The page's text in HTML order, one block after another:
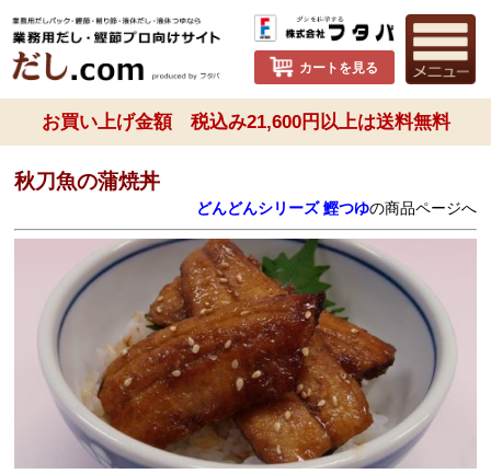
カートを見る
お買い上げ金額 税込み21,600円以上は送料無料
秋刀魚の蒲焼丼
どんどんシリーズ 鰹つゆの商品ページへ